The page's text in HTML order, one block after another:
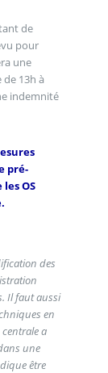
de
pour
une
de 13h à
indemnité
pré-
OS
des
Il faut aussi
en
a
une
être